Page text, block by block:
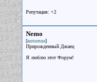
Репутация: +2
Nemo
[капитан]
Прирожденный Джаец
Я люблю этот Форум!